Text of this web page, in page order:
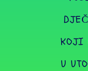
KOJI
U